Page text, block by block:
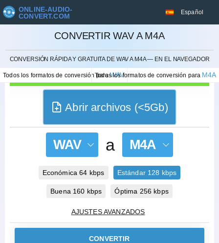
ONLINE-AUDIO-
CONVERT.COM
Español
CONVERTIR WAV A M4A
CONVERSIÓN RÁPIDA Y GRATUITA DE WAV A M4A — EN EL NAVEGADOR
Todos los formatos de conversión paraWAV
Todos los formatos de conversión para M4A
CANCELAR
Abrir archivos (<5Gb)
WAV a M4A
Económica 64 kbps Estándar 128 kbps
Buena 160 kbps Óptima 256 kbps
AJUSTES AVANZADOS
CONVERTIR